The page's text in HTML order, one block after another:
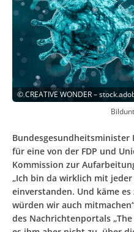
©CREATIVE WONDER –
für eine von der FDP und
Kommission zur
„Ich bin da wirklich mit
einverstanden. Und käme
würden wir auch
des Nachrichtenportals